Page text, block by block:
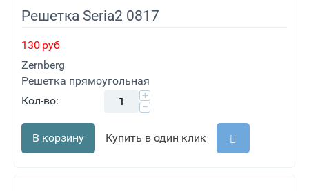
Решетка Seria2 0817
130 руб
Zernberg
Решетка прямоугольная
Кол-во:
+
−
В корзину Купить в один клик